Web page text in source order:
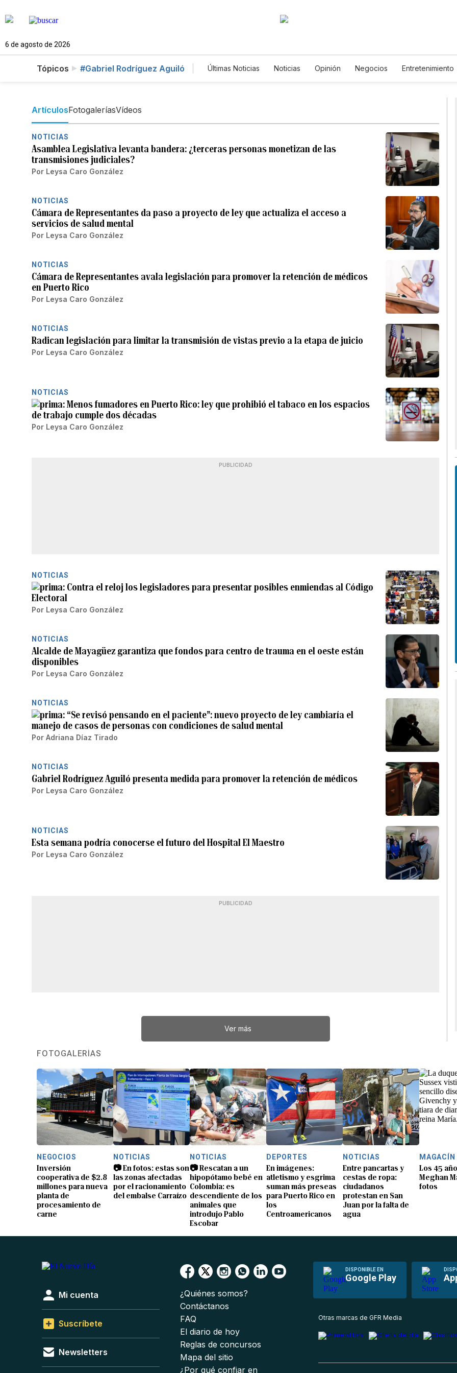
6 de agosto de 2026
Tópicos #Gabriel Rodríguez Aguiló Últimas Noticias Noticias Opinión Negocios Entretenimiento
ArtículosFotogaleríasVídeos
NOTICIAS
Asamblea Legislativa levanta bandera: ¿terceras personas monetizan de las
transmisiones judiciales?
Por Leysa Caro González
NOTICIAS
Cámara de Representantes da paso a proyecto de ley que actualiza el acceso a
servicios de salud mental
Por Leysa Caro González
NOTICIAS
Cámara de Representantes avala legislación para promover la retención de médicos
en Puerto Rico
Por Leysa Caro González
NOTICIAS
Radican legislación para limitar la transmisión de vistas previo a la etapa de juicio
Por Leysa Caro González
NOTICIAS
Menos fumadores en Puerto Rico: ley que prohibió el tabaco en los espacios
de trabajo cumple dos décadas
Por Leysa Caro González
PUBLICIDAD
NOTICIAS
Contra el reloj los legisladores para presentar posibles enmiendas al Código
Electoral
Por Leysa Caro González
NOTICIAS
Alcalde de Mayagüez garantiza que fondos para centro de trauma en el oeste están
disponibles
Por Leysa Caro González
NOTICIAS
“Se revisó pensando en el paciente”: nuevo proyecto de ley cambiaría el
manejo de casos de personas con condiciones de salud mental
Por Adriana Díaz Tirado
NOTICIAS
Gabriel Rodríguez Aguiló presenta medida para promover la retención de médicos
Por Leysa Caro González
NOTICIAS
Esta semana podría conocerse el futuro del Hospital El Maestro
Por Leysa Caro González
PUBLICIDAD
Ver más
FOTOGALERÍAS
NEGOCIOS
Inversión
cooperativa de $2.8
millones para nueva
planta de
procesamiento de
carne
NOTICIAS
📷 En fotos: estas son
las zonas afectadas
por el racionamiento
del embalse Carraízo
NOTICIAS
📷 Rescatan a un
hipopótamo bebé en
Colombia: es
descendiente de los
animales que
introdujo Pablo
Escobar
DEPORTES
En imágenes:
atletismo y esgrima
suman más preseas
para Puerto Rico en
los
Centroamericanos
NOTICIAS
Entre pancartas y
cestas de ropa:
ciudadanos
protestan en San
Juan por la falta de
agua
MAGACÍN
Los 45
Meghan
fotos
DISPONIBLE EN
Google Play
Mi cuenta
Suscríbete
Newsletters
¿Quiénes somos?
Contáctanos
FAQ
El diario de hoy
Reglas de concursos
Mapa del sitio
¿Por qué confiar en
Otras marcas de GFR Media